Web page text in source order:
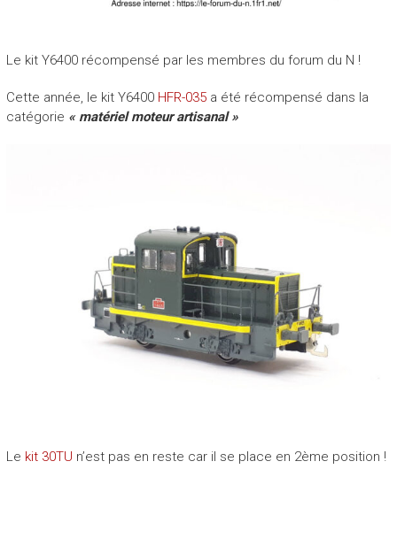
Le kit Y6400 récompensé par les membres du forum du N !
Cette année, le kit Y6400 HFR-035a été récompensé dans la
catégorie « matériel moteur artisanal »
Le kit 30TU n’est pas en reste car il se place en 2ème position !